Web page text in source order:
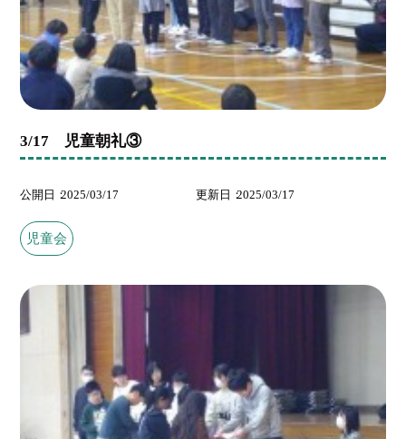
3/17 児童朝礼③
公開日 2025/03/17 更新日 2025/03/17
児童会